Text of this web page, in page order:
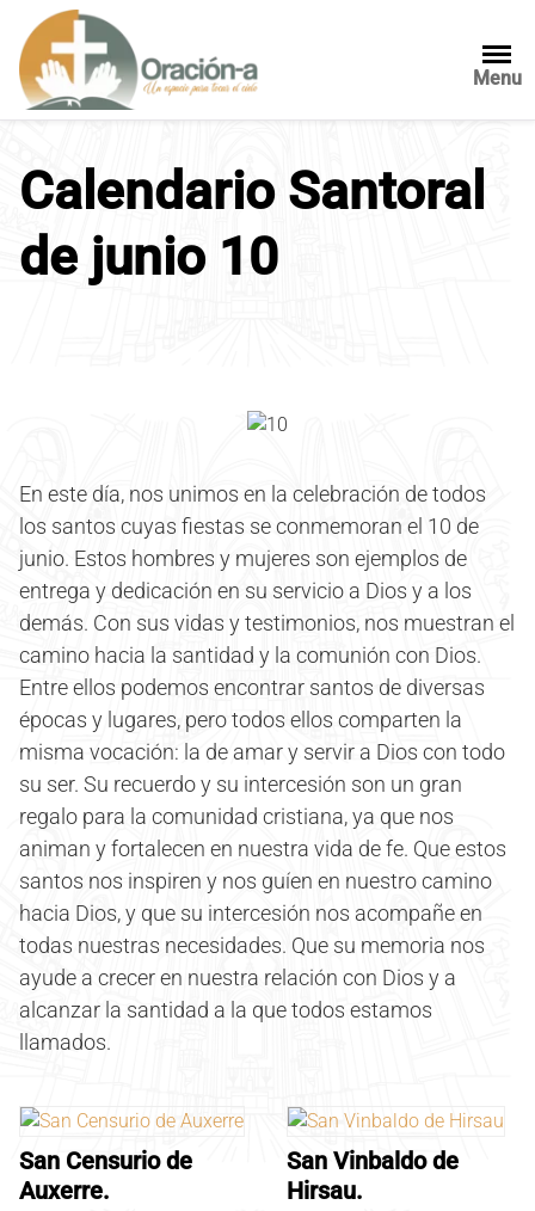
a
Menu
Calendario Santoral
de junio 10
En este día, nos unimos en la celebración de todos
los santos cuyas fiestas se conmemoran el 10 de
junio. Estos hombres y mujeres son ejemplos de
entrega y dedicación en su servicio a Dios y a los
demás. Con sus vidas y testimonios, nos muestran el
camino hacia la santidad y la comunión con Dios.
Entre ellos podemos encontrar santos de diversas
épocas y lugares, pero todos ellos comparten la
misma vocación: la de amar y servir a Dios con todo
su ser. Su recuerdo y su intercesión son un gran
regalo para la comunidad cristiana, ya que nos
animan y fortalecen en nuestra vida de fe. Que estos
santos nos inspiren y nos guíen en nuestro camino
hacia Dios, y que su intercesión nos acompañe en
todas nuestras necesidades. Que su memoria nos
ayude a crecer en nuestra relación con Dios y a
alcanzar la santidad a la que todos estamos
llamados.
San Censurio de
Auxerre.
San Vinbaldo de
Hirsau.